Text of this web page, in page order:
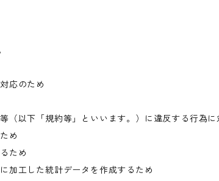
応のため
（以下「規約等」といいます。）に違反する行為
め
ため
加工した統計データを作成するため